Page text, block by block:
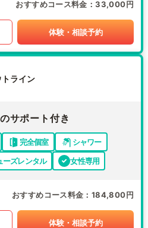
おすすめコース料金 33,000円
体験・相談予約
トライン
サポート付き
完全個室
シャワー
ーズレンタル 女性専用
おすすめコース料金 184,800円
体験・相談予約